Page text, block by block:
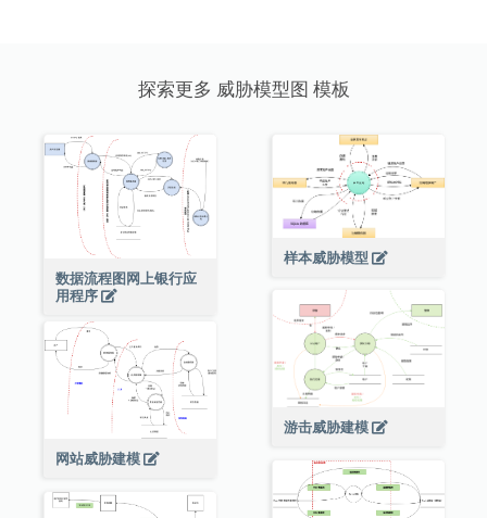
探索更多 威胁模型图 模板
数据流程图网上银行应
用程序
样本威胁模型
游击威胁建模
网站威胁建模